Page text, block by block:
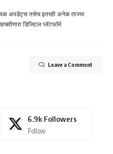
अपडेट्स तसेच इतरही अनेक ताज्या
डिजिटल प्लॅटफॉर्म
Leave a Comment
6.9k Followers
Follow